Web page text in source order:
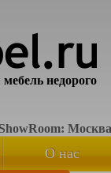
недорого
ShowRoom:
О нас